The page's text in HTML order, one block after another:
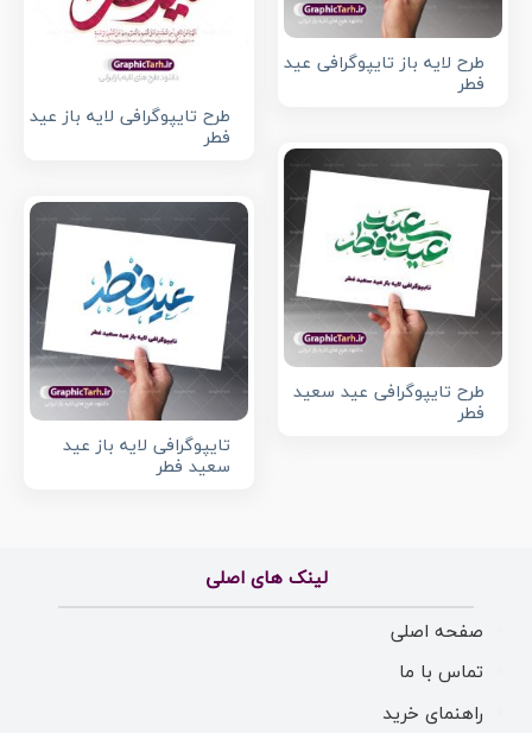
طرح تایپوگرافی لایه باز عید
فطر
طرح لایه باز تایپوگرافی عید
فطر
طرح تایپوگرافی عید سعید
فطر
تایپوگرافی لایه باز عید
سعید فطر
لینک های اصلی
صفحه اصلی
تماس با ما
راهنمای خرید